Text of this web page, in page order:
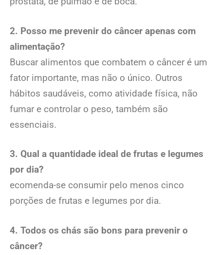
2. Posso me prevenir do câncer apenas com
alimentação?
Buscar alimentos que combatem o câncer é um
fator importante, mas não o único. Outros
hábitos saudáveis, como atividade física, não
fumar e controlar o peso, também são
essenciais.
3. Qual a quantidade ideal de frutas e legumes
por dia?
ecomenda-se consumir pelo menos cinco
porções de frutas e legumes por dia.
4. Todos os chás são bons para prevenir o
câncer?